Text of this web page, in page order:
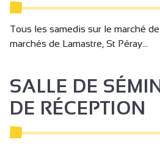
Tous les samedis sur le marché
marchés de Lamastre, St Péray...
SALLE DE
DE RÉCEPTION